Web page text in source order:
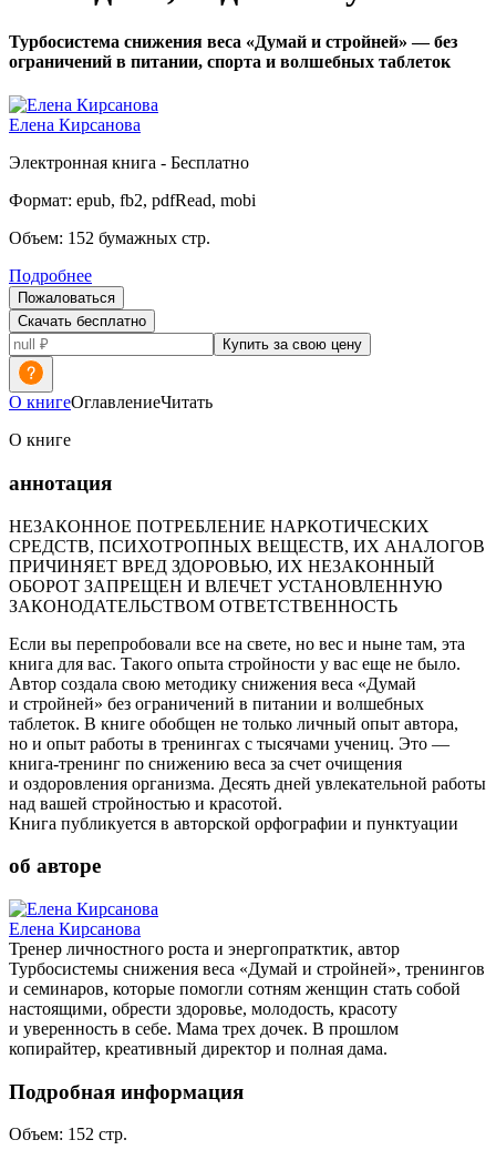
Турбосистема снижения веса «Думай и стройней» — без
ограничений в питании, спорта и волшебных таблеток
Елена Кирсанова
Электронная книга - Бесплатно
Формат: epub, fb2, pdfRead, mobi
Объем: 152 бумажных стр.
Подробнее
Пожаловаться
Скачать бесплатно
Купить за свою цену
О книгеОглавлениеЧитать
О книге
аннотация
НЕЗАКОННОЕ ПОТРЕБЛЕНИЕ НАРКОТИЧЕСКИХ
СРЕДСТВ, ПСИХОТРОПНЫХ ВЕЩЕСТВ, ИХ АНАЛОГОВ
ПРИЧИНЯЕТ ВРЕД ЗДОРОВЬЮ, ИХ НЕЗАКОННЫЙ
ОБОРОТ ЗАПРЕЩЕН И ВЛЕЧЕТ УСТАНОВЛЕННУЮ
ЗАКОНОДАТЕЛЬСТВОМ ОТВЕТСТВЕННОСТЬ
Если вы перепробовали все на свете, но вес и ныне там, эта
книга для вас. Такого опыта стройности у вас еще не было.
Автор создала свою методику снижения веса «Думай
и стройней» без ограничений в питании и волшебных
таблеток. В книге обобщен не только личный опыт автора,
но и опыт работы в тренингах с тысячами учениц. Это —
книга-тренинг по снижению веса за счет очищения
и оздоровления организма. Десять дней увлекательной работы
над вашей стройностью и красотой.
Книга публикуется в авторской орфографии и пунктуации
об авторе
Елена Кирсанова
Тренер личностного роста и энергопратктик, автор
Турбосистемы снижения веса «Думай и стройней», тренингов
и семинаров, которые помогли сотням женщин стать собой
настоящими, обрести здоровье, молодость, красоту
и уверенность в себе. Мама трех дочек. В прошлом
копирайтер, креативный директор и полная дама.
Подробная информация
Объем: 152 стр.